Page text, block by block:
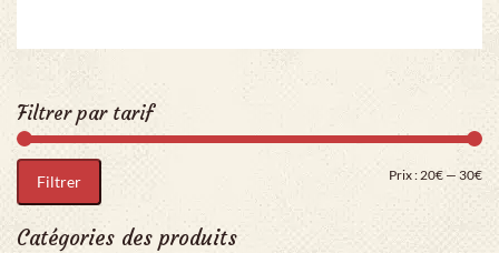
Filtrer par tarif
Filtrer Prix :20€ — 30€
Catégories des produits